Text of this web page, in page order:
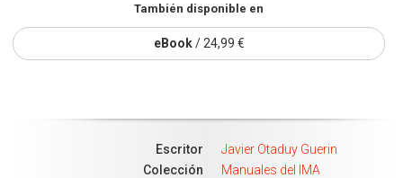
También disponible en
eBook/ 24,99 €
Escritor
Javier Otaduy Guerin
Colección
Manuales del IMA